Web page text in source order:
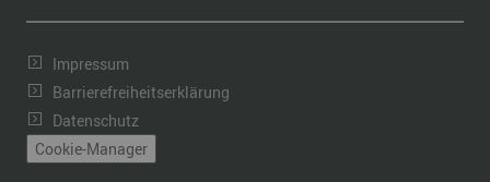
Impressum
Barrierefreiheitserklärung
Datenschutz
Cookie-Manager